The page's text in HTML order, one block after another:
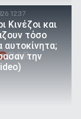
12:37
Κινέζοι και
τόσο
αυτοκίνητα;
την